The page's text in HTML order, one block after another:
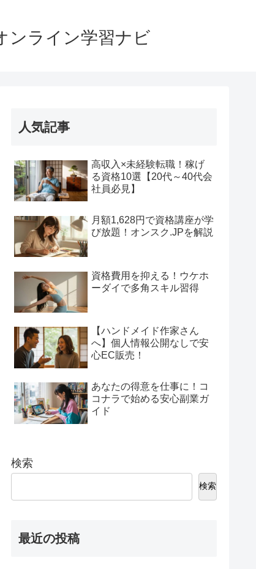
ンライン学習ナビ
人気記事
高収入×未経験転職！稼げ
る資格10選【20代～40代会
社員必見】
月額1,628円で資格講座が学
び放題！オンスク.JPを解説
資格費用を抑える！ウケホ
ーダイで多角スキル習得
【ハンドメイド作家さん
へ】個人情報公開なしで安
心EC販売！
あなたの得意を仕事に！コ
コナラで始める安心副業ガ
イド
検索
検索
最近の投稿